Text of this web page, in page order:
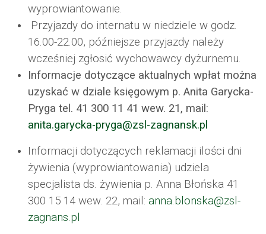
wyprowiantowanie.
Przyjazdy do internatu w niedziele w godz.
16.00-22.00, późniejsze przyjazdy należy
wcześniej zgłosić wychowawcy dyżurnemu.
Informacje dotyczące aktualnych wpłat można
uzyskać w dziale księgowym p. Anita Garycka-
Pryga tel. 41 300 11 41 wew. 21, mail:
anita.garycka-pryga@zsl-zagnansk.pl
Informacji dotyczących reklamacji ilości dni
żywienia (wyprowiantowania) udziela
specjalista ds. żywienia p. Anna Błońska 41
300 15 14 wew. 22, mail: anna.blonska@zsl-
zagnans.pl